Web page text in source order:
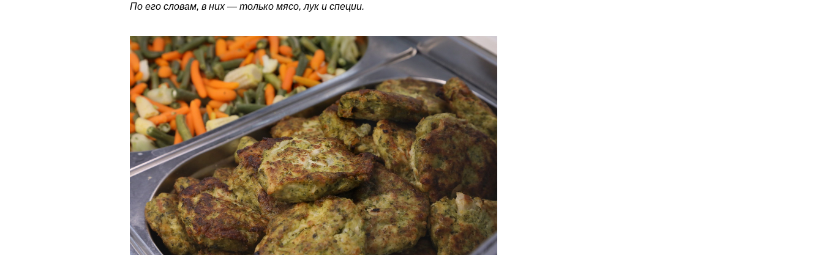
По его словам, в них — только мясо, лук и специи.